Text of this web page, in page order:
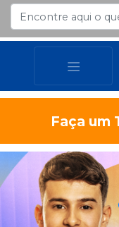
Faça um